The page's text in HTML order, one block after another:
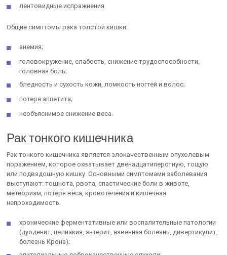
лентовидные испражнения.
Общие симптомы рака толстой кишки:
анемия;
головокружение, слабость, снижение трудоспособности,
головная боль;
бледность и сухость кожи, ломкость ногтей и волос;
потеря аппетита;
необъяснимое снижение веса.
Рак тонкого кишечника
Рак тонкого кишечника является злокачественным опухолевым
поражением, которое охватывает двенадцатиперстную, тощую
или подвздошную кишку. Основными симптомами заболевания
выступают: тошнота, рвота, спастические боли в животе,
метеоризм, потеря веса, кровотечения и кишечная
непроходимость.
хронические ферментативные или воспалительные патологии
(дуоденит, целиакия, энтерит, язвенная болезнь, дивертикулит,
болезнь Крона);